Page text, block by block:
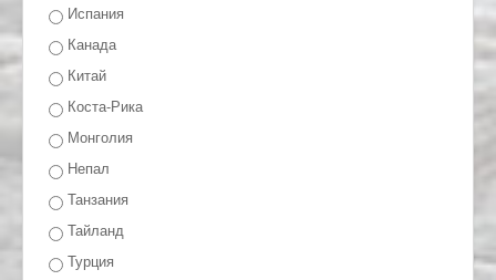
Испания
Канада
Китай
Коста-Рика
Монголия
Непал
Танзания
Тайланд
Турция